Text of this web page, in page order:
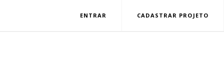
ENTRAR CADASTRAR PROJETO